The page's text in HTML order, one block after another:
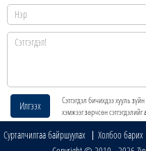
Илгээх
Сэтгэгдэл бичихдээ хууль
хэмжээг зөрчсөн сэтгэгдэлийг
Сурталчилгаа байршуулах Холбоо барих